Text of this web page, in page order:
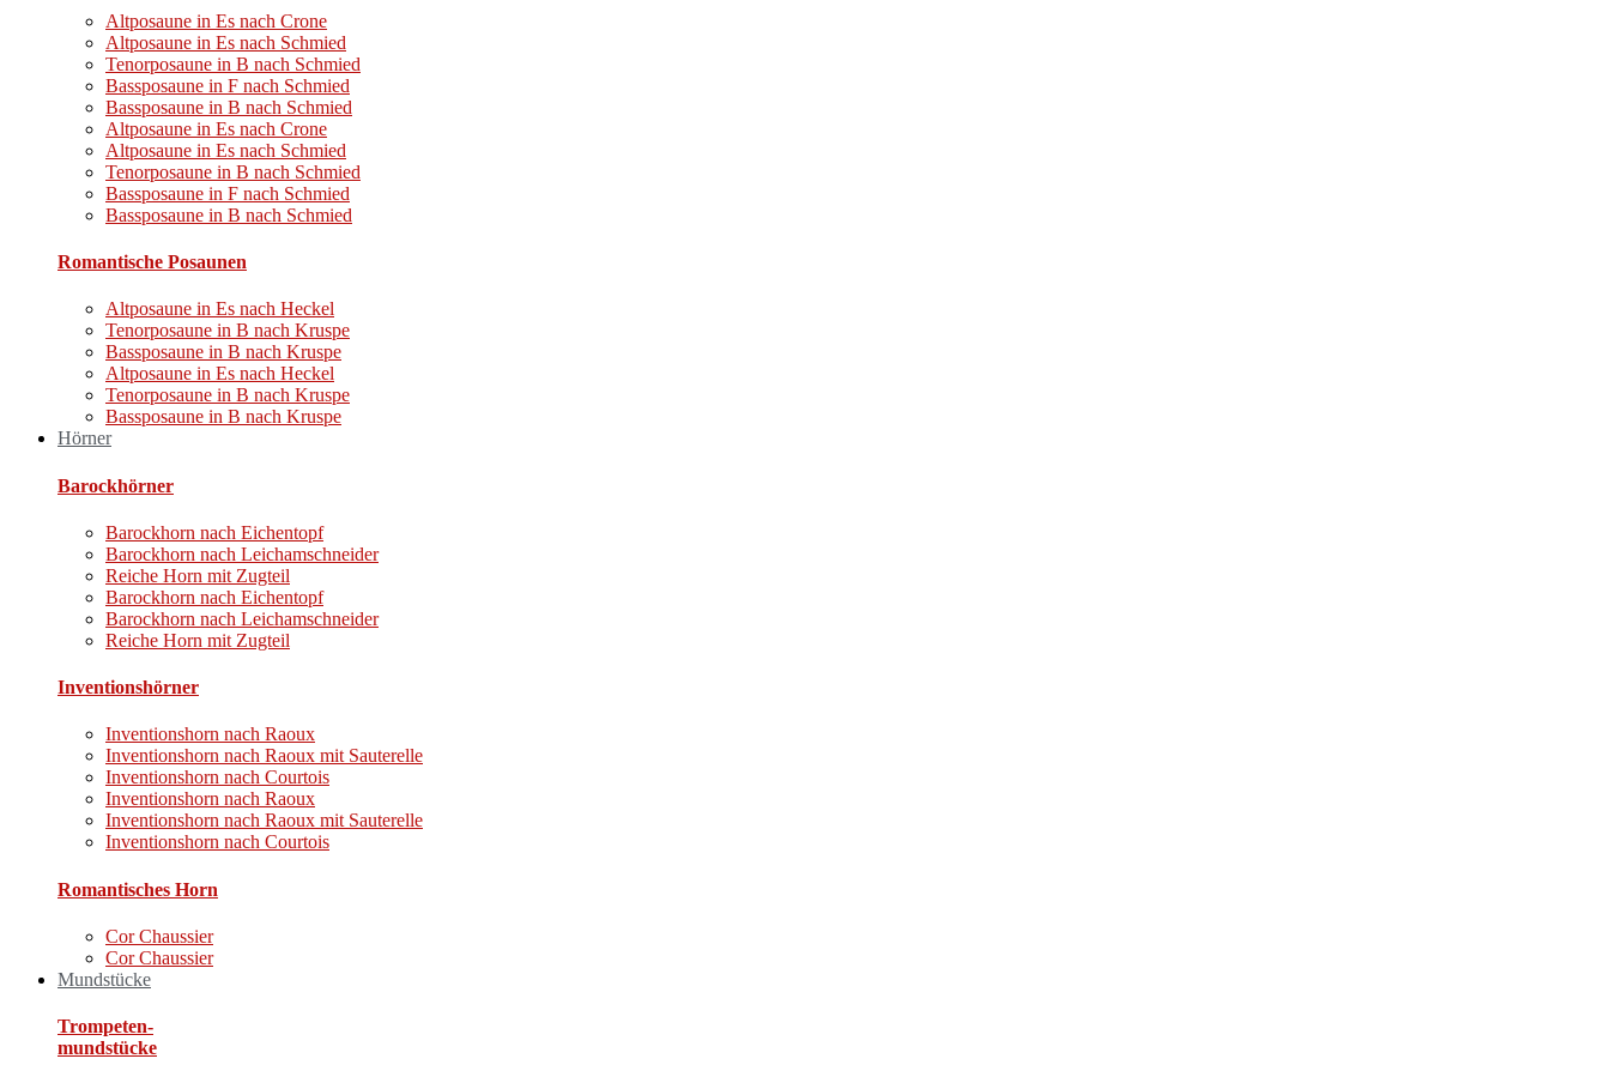
Altposaune in Es nach Crone
Altposaune in Es nach Schmied
Tenorposaune in B nach Schmied
Bassposaune in F nach Schmied
Bassposaune in B nach Schmied
Altposaune in Es nach Crone
Altposaune in Es nach Schmied
Tenorposaune in B nach Schmied
Bassposaune in F nach Schmied
Bassposaune in B nach Schmied
Romantische Posaunen​
Altposaune in Es nach Heckel
Tenorposaune in B nach Kruspe
Bassposaune in B nach Kruspe
Altposaune in Es nach Heckel
Tenorposaune in B nach Kruspe
Bassposaune in B nach Kruspe
Hörner
Barockhörner
Barockhorn nach Eichentopf
Barockhorn nach Leichamschneider
Reiche Horn mit Zugteil
Barockhorn nach Eichentopf
Barockhorn nach Leichamschneider
Reiche Horn mit Zugteil
Inventionshörner
Inventionshorn nach Raoux
Inventionshorn nach Raoux mit Sauterelle
Inventionshorn nach Courtois
Inventionshorn nach Raoux
Inventionshorn nach Raoux mit Sauterelle
Inventionshorn nach Courtois
Romantisches Horn
Cor Chaussier
Cor Chaussier
Mundstücke
Trompeten-
mundstücke